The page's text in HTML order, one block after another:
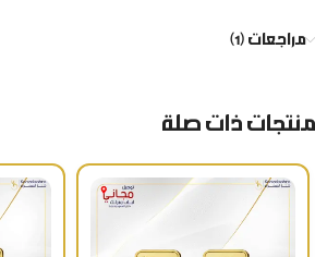
مراجعات (1)
منتجات ذات صلة